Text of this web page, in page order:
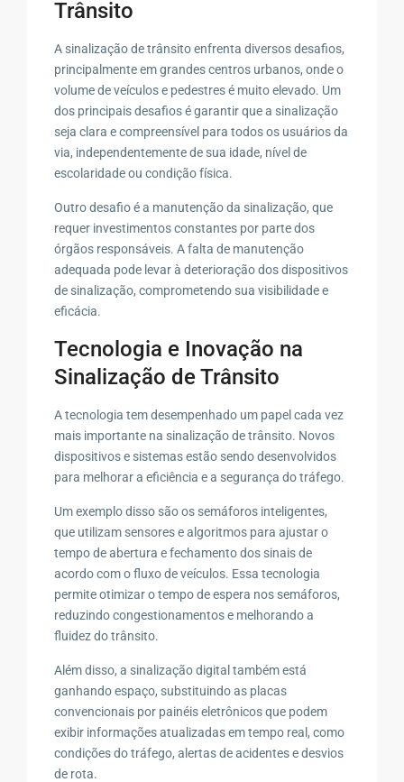
Trânsito
A sinalização de trânsito enfrenta diversos desafios,
principalmente em grandes centros urbanos, onde o
volume de veículos e pedestres é muito elevado. Um
dos principais desafios é garantir que a sinalização
seja clara e compreensível para todos os usuários da
via, independentemente de sua idade, nível de
escolaridade ou condição física.
Outro desafio é a manutenção da sinalização, que
requer investimentos constantes por parte dos
órgãos responsáveis. A falta de manutenção
adequada pode levar à deterioração dos dispositivos
de sinalização, comprometendo sua visibilidade e
eficácia.
Tecnologia e Inovação na
Sinalização de Trânsito
A tecnologia tem desempenhado um papel cada vez
mais importante na sinalização de trânsito. Novos
dispositivos e sistemas estão sendo desenvolvidos
para melhorar a eficiência e a segurança do tráfego.
Um exemplo disso são os semáforos inteligentes,
que utilizam sensores e algoritmos para ajustar o
tempo de abertura e fechamento dos sinais de
acordo com o fluxo de veículos. Essa tecnologia
permite otimizar o tempo de espera nos semáforos,
reduzindo congestionamentos e melhorando a
fluidez do trânsito.
Além disso, a sinalização digital também está
ganhando espaço, substituindo as placas
convencionais por painéis eletrônicos que podem
exibir informações atualizadas em tempo real, como
condições do tráfego, alertas de acidentes e desvios
de rota.